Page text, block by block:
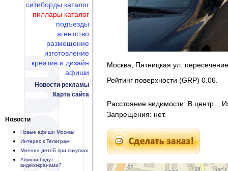
ситиборды каталог
пиллары каталог
подъезды
агентство
размещение
изготовление
креатив и дизайн
афиши
Новости рекламы
Карта сайта
Новости
Новые афиши Москвы
Интерес к Телеграм
Мнение детей при покупках
Афиши будут
видеоэкранами?
Москва, Пятницкая ул.
Рейтинг поверхности (GRP) 0.06.
Расстояние видимости: В центр: ,
Запрещения: нет.